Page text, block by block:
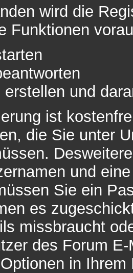
wird die
Funktionen
erstellen und
ist
die Sie unter
und
Sie ein
es
missbraucht
des Forum
in